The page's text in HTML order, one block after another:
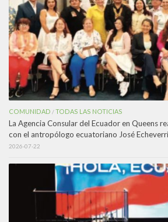
COMUNIDAD /TODAS LAS NOTICIAS
La Agencia Consular del Ecuador en Queens
con el antropólogo ecuatoriano José
2026-07-22